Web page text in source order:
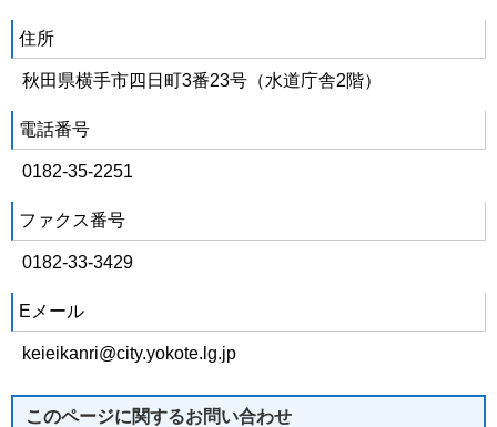
住所
秋田県横手市四日町3番23号（水道庁舎2階）
電話番号
0182-35-2251
ファクス番号
0182-33-3429
Eメール
keieikanri@city.yokote.lg.jp
このページに関するお問い合わせ